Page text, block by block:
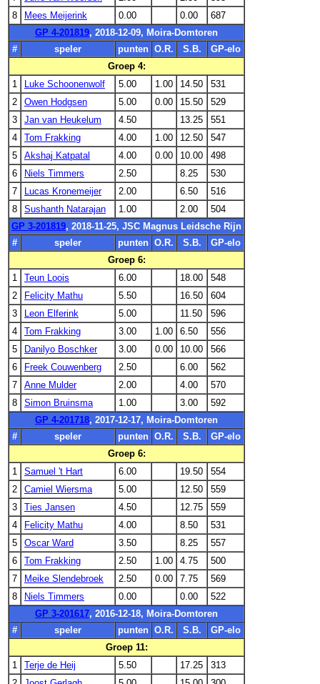
8
Mees Meijerink 0.00 0.00
687
GP 4-201819, 2018-12-09, Moira-Domtoren
#
speler punten O.R. S.B.
GP-elo
Groep 4:
1
Luke Schoonenwolf 5.00 1.00 14.50
531
2
Owen Hodgsen 5.00 0.00 15.50
529
3
Jan van Heukelum 4.50 13.25
551
4
Tom Frakking 4.00 1.00 12.50
547
5
Akshaj Katpatal 4.00 0.00 10.00
498
6
Niels Timmers 2.50 8.25
530
7
Lucas Kronemeijer 2.00 6.50
516
8
Sushanth Natarajan 1.00 2.00
504
GP 3-201819, 2018-11-25, JSC Magnus Leidsche Rijn
#
speler punten O.R. S.B.
GP-elo
Groep 6:
1
Teun Loois 6.00 18.00
548
2
Felicity Mathu 5.50 16.50
604
3
Leon Elferink 5.00 11.50
596
4
Tom Frakking 3.00 1.00 6.50
556
5
Danilyo Boschker 3.00 0.00 10.00
566
6
Freek Couwenberg 2.50 6.00
562
7
Anne Mulder 2.00 4.00
570
8
Simon Bruinsma 1.00 3.00
592
GP 4-201718, 2017-12-17, Moira-Domtoren
#
speler punten O.R. S.B.
GP-elo
Groep 6:
1
Samuel 't Hart 6.00 19.50
554
2
Camiel Wiersma 5.00 12.50
559
3
Ties Jansen 4.50 12.75
559
4
Felicity Mathu 4.00 8.50
531
5
Oscar Ward 3.50 8.25
557
6
Tom Frakking 2.50 1.00 4.75
500
7
Meike Slendebroek 2.50 0.00 7.75
569
8
Niels Timmers 0.00 0.00
522
GP 3-201617, 2016-12-18, Moira-Domtoren
#
speler punten O.R. S.B.
GP-elo
Groep 11:
1
Terje de Heij 5.50 17.25
313